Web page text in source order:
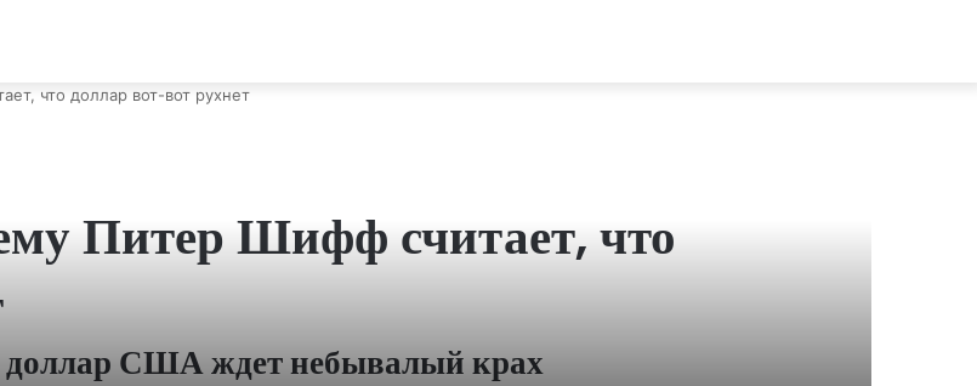
что доллар вот-вот рухнет
Питер Шифф считает, что
США ждет небывалый крах